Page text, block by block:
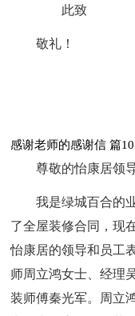
此致
敬礼！
感谢老师的感谢信 篇10
尊敬的怡康居领
我是绿城百合的
了全屋装修合同，现
怡康居的领导和员工
师周立鸿女士、经理
装师傅秦光军。周立